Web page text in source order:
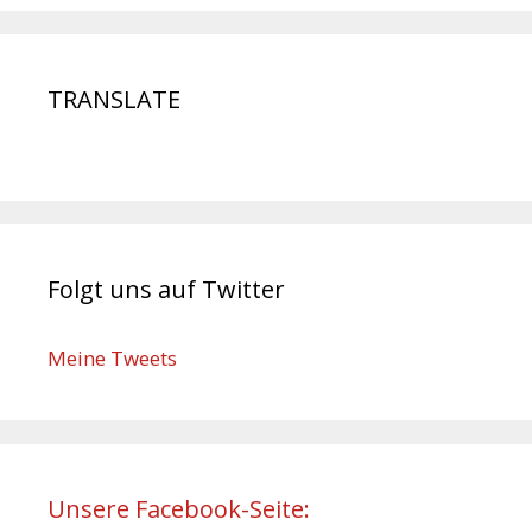
TRANSLATE
Folgt uns auf Twitter
Meine Tweets
Unsere Facebook-Seite: